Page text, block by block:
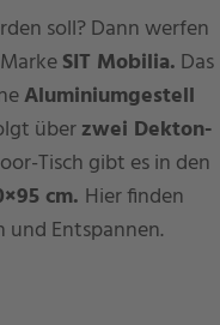
soll? Dann werfen
SIT Mobilia. Das
Aluminiumgestell
überzwei Dekton-
Tisch gibt es in den
cm. Hier finden
und Entspannen.